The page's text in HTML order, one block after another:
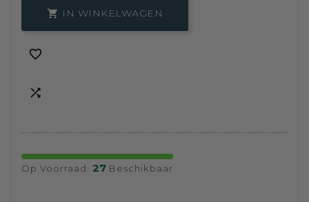
 IN WINKELWAGEN


Op Voorraad: 27 Beschikbaar